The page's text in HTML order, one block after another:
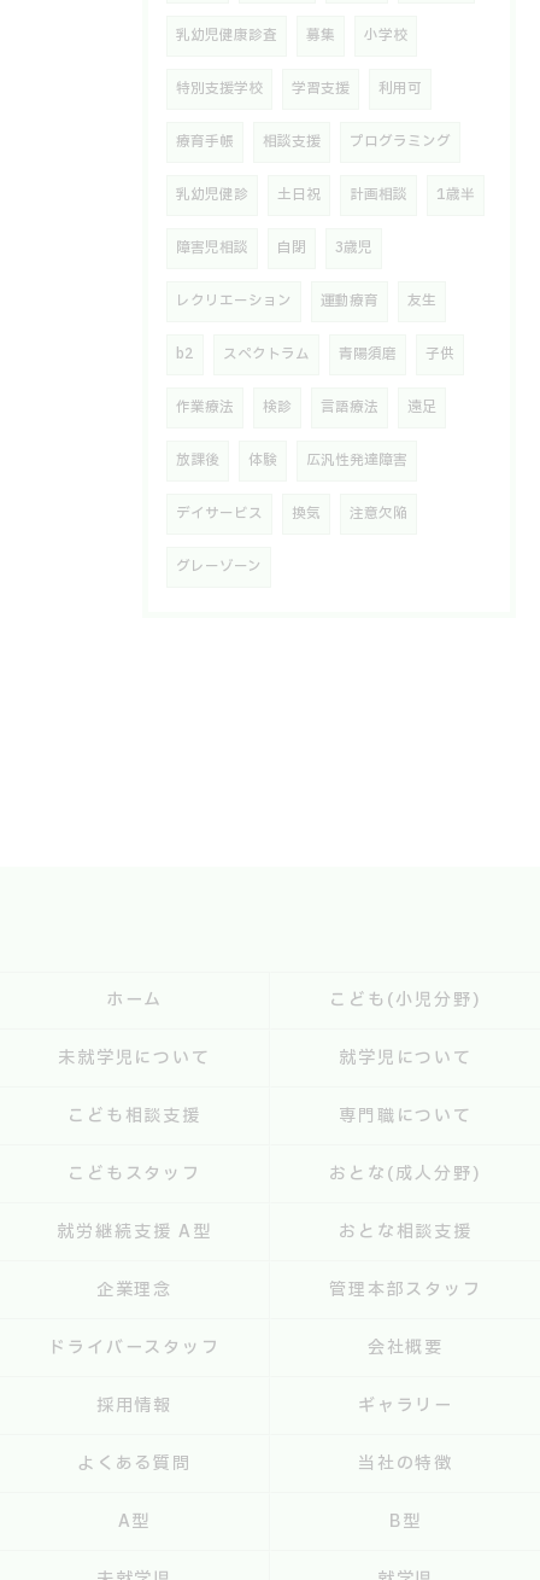
乳幼児健康診査 募集 小学校
特別支援学校 学習支援 利用可
療育手帳 相談支援 プログラミング
乳幼児健診 土日祝 計画相談 1歳半
障害児相談 自閉 3歳児
レクリエーション 運動療育 友生
b2 スペクトラム 青陽須磨 子供
作業療法 検診 言語療法 遠足
放課後 体験 広汎性発達障害
デイサービス 換気 注意欠陥
グレーゾーン
ホーム こども(小児分野)
未就学児について 就学児について
こども相談支援 専門職について
こどもスタッフ おとな(成人分野)
就労継続支援 A型 おとな相談支援
企業理念 管理本部スタッフ
ドライバースタッフ 会社概要
採用情報 ギャラリー
よくある質問 当社の特徴
A型 B型